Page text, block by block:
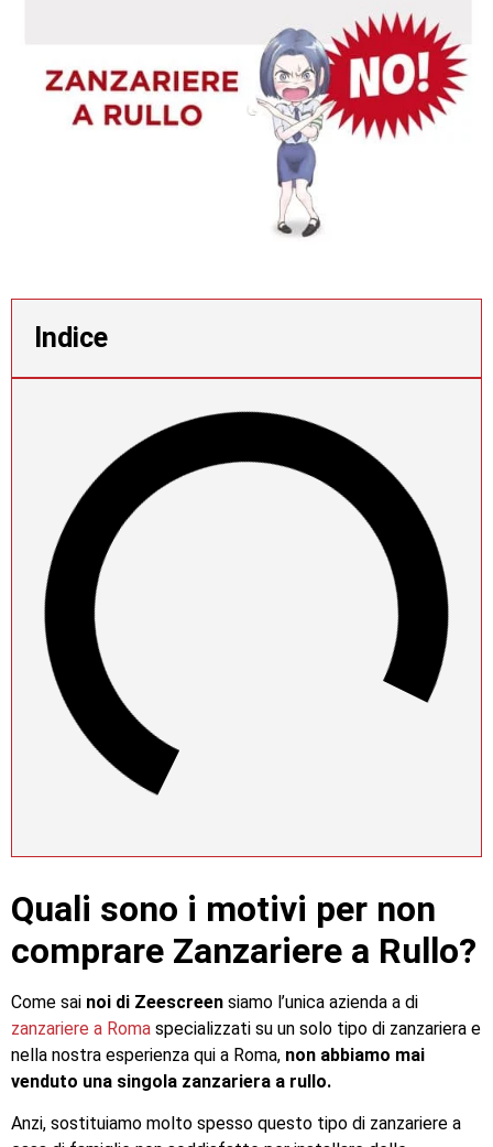
Indice
Quali sono i motivi per non
comprare Zanzariere a Rullo?
Come sai noi di Zeescreen siamo l’unica azienda a di
zanzariere a Roma specializzati su un solo tipo di zanzariera e
nella nostra esperienza qui a Roma, non abbiamo mai
venduto una singola zanzariera a rullo.
Anzi, sostituiamo molto spesso questo tipo di zanzariere a